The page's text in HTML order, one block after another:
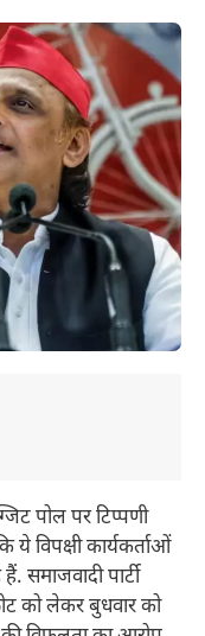
पोल पर टिप्पणी
विपक्षी कार्यकर्ताओं
समाजवादी पार्टी
को लेकर बुधवार को